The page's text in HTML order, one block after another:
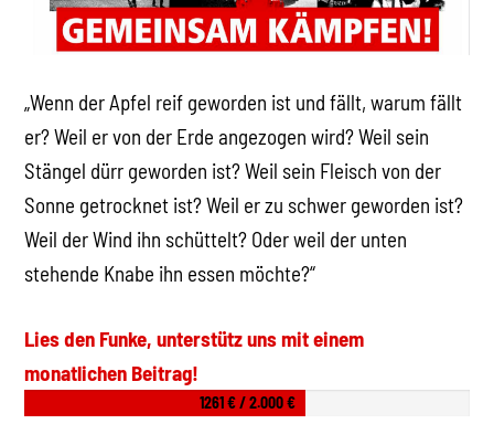
„Wenn der Apfel reif geworden ist und fällt, warum fällt
er? Weil er von der Erde angezogen wird? Weil sein
Stängel dürr geworden ist? Weil sein Fleisch von der
Sonne getrocknet ist? Weil er zu schwer geworden ist?
Weil der Wind ihn schüttelt? Oder weil der unten
stehende Knabe ihn essen möchte?“
Lies den Funke, unterstütz uns mit einem
monatlichen Beitrag!
1261 € / 2.000 €